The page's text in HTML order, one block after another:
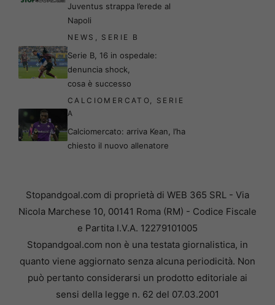
Juventus strappa l’erede al
Napoli
NEWS SERIE B
Serie B, 16 in ospedale:
denuncia shock,
cosa è successo
CALCIOMERCATO
SERIE
A
Calciomercato: arriva Kean, l’ha
chiesto il nuovo allenatore
Stopandgoal.com di proprietà di WEB 365 SRL - Via
Nicola Marchese 10, 00141 Roma (RM) - Codice Fiscale
e Partita I.V.A. 12279101005
Stopandgoal.com non è una testata giornalistica, in
quanto viene aggiornato senza alcuna periodicità. Non
può pertanto considerarsi un prodotto editoriale ai
sensi della legge n. 62 del 07.03.2001